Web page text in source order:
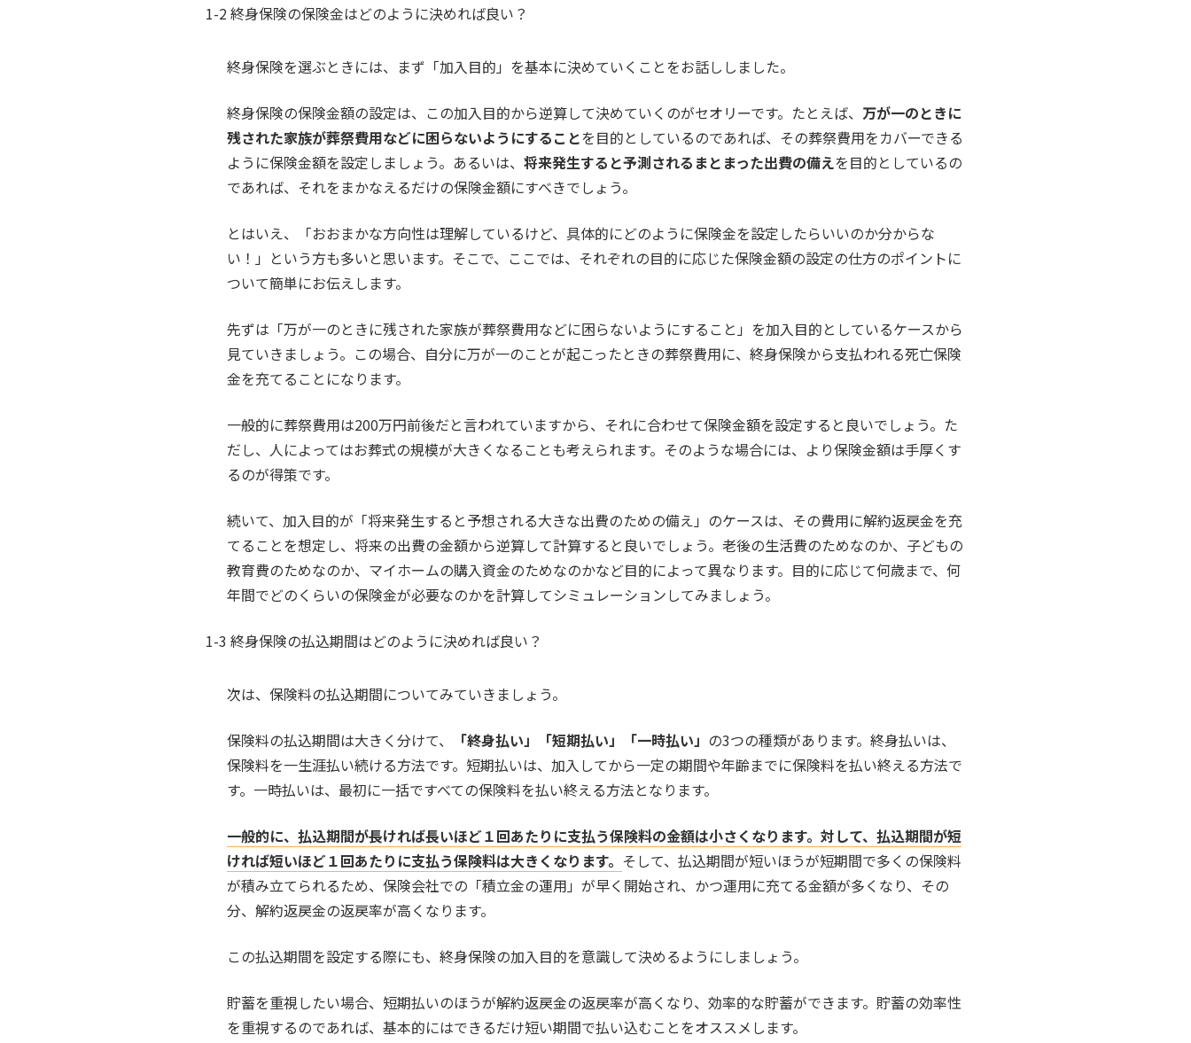
1-2 終身保険の保険金はどのように決めれば良い？
終身保険を選ぶときには、まず「加入目的」を基本に決めていくことをお話ししました。
終身保険の保険金額の設定は、この加入目的から逆算して決めていくのがセオリーです。たとえば、 万が一のときに
残された家族が葬祭費用などに困らないようにすることを目的としているのであれば、その葬祭費用をカバーできる
ように保険金額を設定しましょう。あるいは、 将来発生すると予測されるまとまった出費の備えを目的としているの
であれば、それをまかなえるだけの保険金額にすべきでしょう。
とはいえ、「おおまかな方向性は理解しているけど、具体的にどのように保険金を設定したらいいのか分からな
い！」という方も多いと思います。そこで、ここでは、それぞれの目的に応じた保険金額の設定の仕方のポイントに
ついて簡単にお伝えします。
先ずは「万が一のときに残された家族が葬祭費用などに困らないようにすること」を加入目的としているケースから
見ていきましょう。この場合、自分に万が一のことが起こったときの葬祭費用に、終身保険から支払われる死亡保険
金を充てることになります。
一般的に葬祭費用は200万円前後だと言われていますから、それに合わせて保険金額を設定すると良いでしょう。た
だし、人によってはお葬式の規模が大きくなることも考えられます。そのような場合には、より保険金額は手厚くす
るのが得策です。
続いて、加入目的が「将来発生すると予想される大きな出費のための備え」のケースは、その費用に解約返戻金を充
てることを想定し、将来の出費の金額から逆算して計算すると良いでしょう。老後の生活費のためなのか、子どもの
教育費のためなのか、マイホームの購入資金のためなのかなど目的によって異なります。目的に応じて何歳まで、何
年間でどのくらいの保険金が必要なのかを計算してシミュレーションしてみましょう。
1-3 終身保険の払込期間はどのように決めれば良い？
次は、保険料の払込期間についてみていきましょう。
保険料の払込期間は大きく分けて、 「終身払い」「短期払い」「一時払い」 の3つの種類があります。終身払いは、
保険料を一生涯払い続ける方法です。短期払いは、加入してから一定の期間や年齢までに保険料を払い終える方法で
す。一時払いは、最初に一括ですべての保険料を払い終える方法となります。
一般的に、払込期間が長ければ長いほど１回あたりに支払う保険料の金額は小さくなります。対して、払込期間が短
ければ短いほど１回あたりに支払う保険料は大きくなります。 そして、払込期間が短いほうが短期間で多くの保険料
が積み立てられるため、保険会社での「積立金の運用」が早く開始され、かつ運用に充てる金額が多くなり、その
分、解約返戻金の返戻率が高くなります。
この払込期間を設定する際にも、終身保険の加入目的を意識して決めるようにしましょう。
貯蓄を重視したい場合、短期払いのほうが解約返戻金の返戻率が高くなり、効率的な貯蓄ができます。貯蓄の効率性
を重視するのであれば、基本的にはできるだけ短い期間で払い込むことをオススメします。